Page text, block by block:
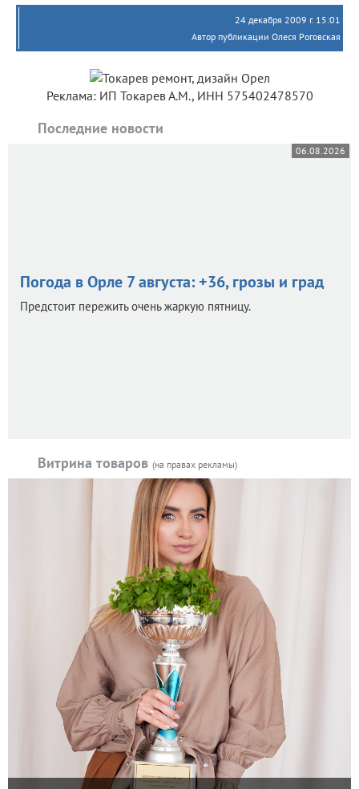
24 декабря 2009 г. 15:01
Автор публикации Олеся Роговская
Реклама: ИП Токарев А.М., ИНН 575402478570
Последние новости
06.08.2026
Погода в Орле 7 августа: +36, грозы и град
Предстоит пережить очень жаркую пятницу.
Витрина товаров (на правах рекламы)